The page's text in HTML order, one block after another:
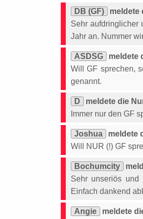
DB (GF)
meldete
Sehr aufdringlicher
Jahr an. Nummer
ASDSG
meldete
Will GF sprechen,
genannt.
D
meldete die
Immer nur den GF
Joshua
meldete
Will NUR (!) GF
Bochumcity
Sehr unseriös und
Einfach dankend
Angie
meldete